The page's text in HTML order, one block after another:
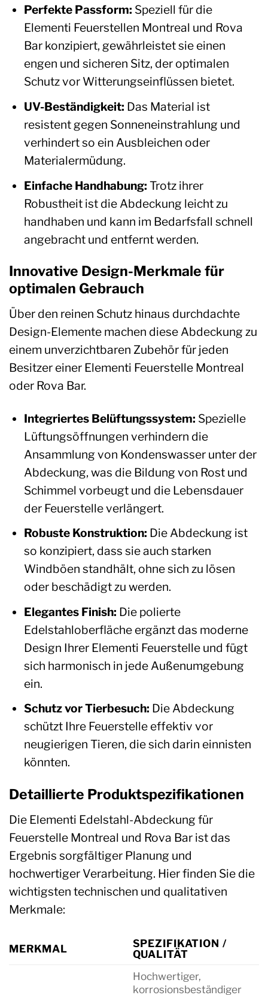
Perfekte Passform: Speziell für die
Elementi Feuerstellen Montreal und Rova
Bar konzipiert, gewährleistet sie einen
engen und sicheren Sitz, der optimalen
Schutz vor Witterungseinflüssen bietet.
UV-Beständigkeit: Das Material ist
resistent gegen Sonneneinstrahlung und
verhindert so ein Ausbleichen oder
Materialermüdung.
Einfache Handhabung: Trotz ihrer
Robustheit ist die Abdeckung leicht zu
handhaben und kann im Bedarfsfall schnell
angebracht und entfernt werden.
Innovative Design-Merkmale für
optimalen Gebrauch
Über den reinen Schutz hinaus durchdachte
Design-Elemente machen diese Abdeckung zu
einem unverzichtbaren Zubehör für jeden
Besitzer einer Elementi Feuerstelle Montreal
oder Rova Bar.
Integriertes Belüftungssystem: Spezielle
Lüftungsöffnungen verhindern die
Ansammlung von Kondenswasser unter der
Abdeckung, was die Bildung von Rost und
Schimmel vorbeugt und die Lebensdauer
der Feuerstelle verlängert.
Robuste Konstruktion: Die Abdeckung ist
so konzipiert, dass sie auch starken
Windböen standhält, ohne sich zu lösen
oder beschädigt zu werden.
Elegantes Finish: Die polierte
Edelstahloberfläche ergänzt das moderne
Design Ihrer Elementi Feuerstelle und fügt
sich harmonisch in jede Außenumgebung
ein.
Schutz vor Tierbesuch: Die Abdeckung
schützt Ihre Feuerstelle effektiv vor
neugierigen Tieren, die sich darin einnisten
könnten.
Detaillierte Produktspezifikationen
Die Elementi Edelstahl-Abdeckung für
Feuerstelle Montreal und Rova Bar ist das
Ergebnis sorgfältiger Planung und
hochwertiger Verarbeitung. Hier finden Sie die
wichtigsten technischen und qualitativen
Merkmale:
MERKMAL
SPEZIFIKATION /
QUALITÄT
Hochwertiger,
korrosionsbeständiger